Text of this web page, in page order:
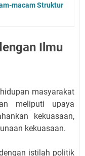
macam Struktur
Ilmu
masyarakat
meliputi upaya
kekuasaan,
kekuasaan.
istilah politik